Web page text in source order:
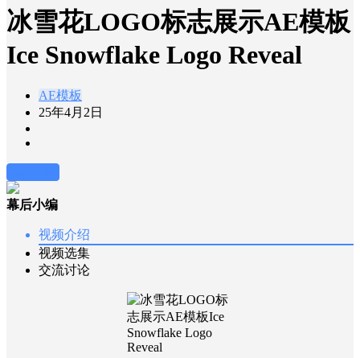
冰雪花LOGO标志展示AE模板
Ice Snowflake Logo Reveal
AE模板
25年4月2日
幕后小编
视频介绍
视频选集
交流讨论